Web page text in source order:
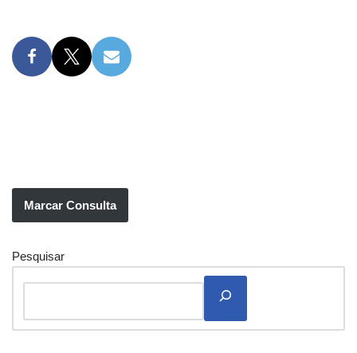
Marcar Consulta
Pesquisar